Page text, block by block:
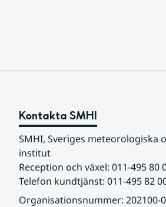
Kontakta SMHI
SMHI, Sveriges meteorologiska
institut
Reception och växel: 011-495 80
Telefon kundtjänst: 011-495 82
Organisationsnummer: 202100-